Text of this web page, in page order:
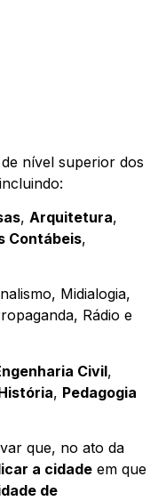
nível superior dos
, Arquitetura,
Contábeis,
Midialogia,
Rádio e
Civil,
, Pedagogia
que, no ato da
a cidade em que
de